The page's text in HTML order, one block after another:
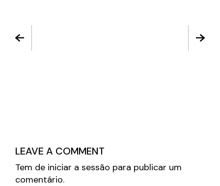
LEAVE A COMMENT
Tem de iniciar a sessão para publicar um
comentário.